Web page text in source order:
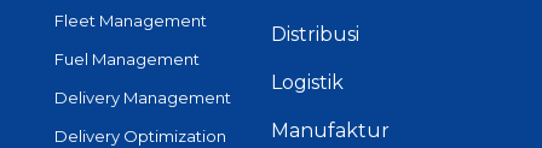
Fleet Management
Fuel Management
Delivery Management
Delivery Optimization
Distribusi
Logistik
Manufaktur